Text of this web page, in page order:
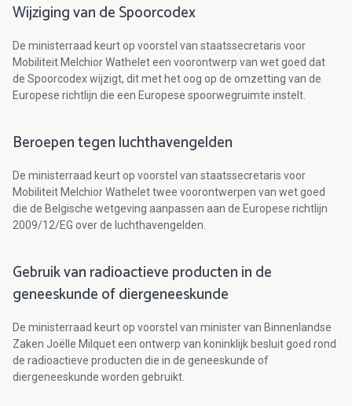
Wijziging van de Spoorcodex
De ministerraad keurt op voorstel van staatssecretaris voor
Mobiliteit Melchior Wathelet een voorontwerp van wet goed dat
de Spoorcodex wijzigt, dit met het oog op de omzetting van de
Europese richtlijn die een Europese spoorwegruimte instelt.
Beroepen tegen luchthavengelden
De ministerraad keurt op voorstel van staatssecretaris voor
Mobiliteit Melchior Wathelet twee voorontwerpen van wet goed
die de Belgische wetgeving aanpassen aan de Europese richtlijn
2009/12/EG over de luchthavengelden.
Gebruik van radioactieve producten in de
geneeskunde of diergeneeskunde
De ministerraad keurt op voorstel van minister van Binnenlandse
Zaken Joëlle Milquet een ontwerp van koninklijk besluit goed rond
de radioactieve producten die in de geneeskunde of
diergeneeskunde worden gebruikt.